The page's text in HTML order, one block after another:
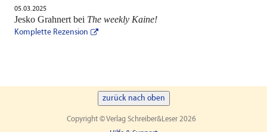
05.03.2025
Jesko Grahnert bei The weekly Kaine!
Komplette Rezension
zurück nach oben
Copyright © Verlag Schreiber&Leser 2026